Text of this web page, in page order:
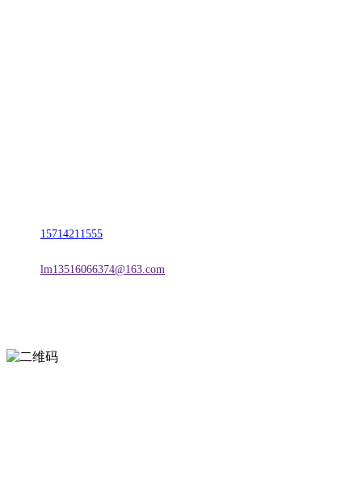
15714211555
lm13516066374@163.com